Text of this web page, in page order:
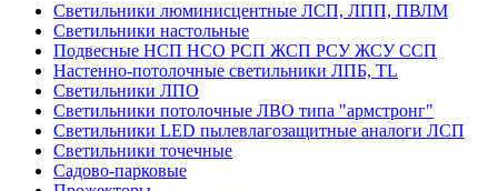
Светильники люминисцентные ЛСП, ЛПП, ПВЛМ
Светильники настольные
Подвесные НСП НСО РСП ЖСП РСУ ЖСУ ССП
Настенно-потолочные светильники ЛПБ, TL
Светильники ЛПО
Светильники потолочные ЛВО типа "армстронг"
Светильники LED пылевлагозащитные аналоги ЛСП
Светильники точечные
Садово-парковые